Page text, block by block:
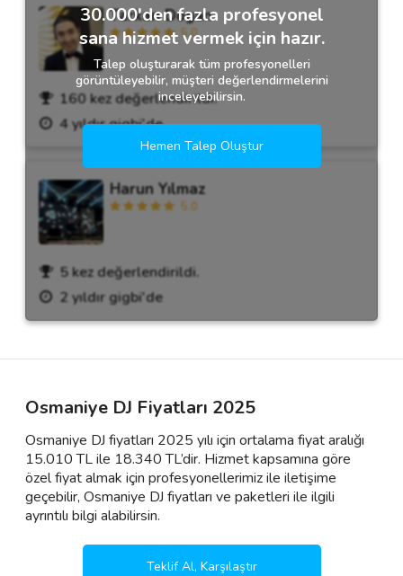
Tarkan Dogan
5.0
160 kez değerlendirildi.
4 yıldır gigbi'de
Harun Yılmaz
5.0
5 kez değerlendirildi.
2 yıldır gigbi'de
30.000'den fazla profesyonel
sana hizmet vermek için hazır.
Talep oluşturarak tüm profesyonelleri
görüntüleyebilir, müşteri değerlendirmelerini
inceleyebilirsin.
Hemen Talep Oluştur
Osmaniye DJ Fiyatları 2025
Osmaniye DJ fiyatları 2025 yılı için ortalama fiyat aralığı
15.010 TL ile 18.340 TL’dir. Hizmet kapsamına göre
özel fiyat almak için profesyonellerimiz ile iletişime
geçebilir, Osmaniye DJ fiyatları ve paketleri ile ilgili
ayrıntılı bilgi alabilirsin.
Teklif Al, Karşılaştır